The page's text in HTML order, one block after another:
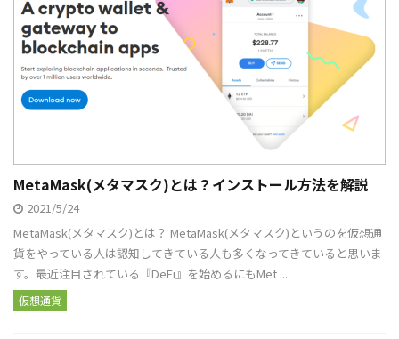
MetaMask(メタマスク)とは？インストール方法を解説
2021/5/24
MetaMask(メタマスク)とは？ MetaMask(メタマスク)というのを仮想通
貨をやっている人は認知してきている人も多くなってきていると思いま
す。最近注目されている『DeFi』を始めるにもMet ...
仮想通貨